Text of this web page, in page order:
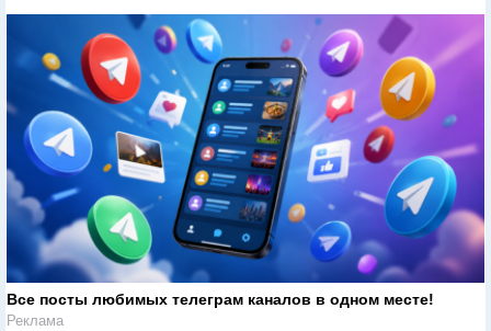
Все посты любимых телеграм каналов в одном месте!
Реклама